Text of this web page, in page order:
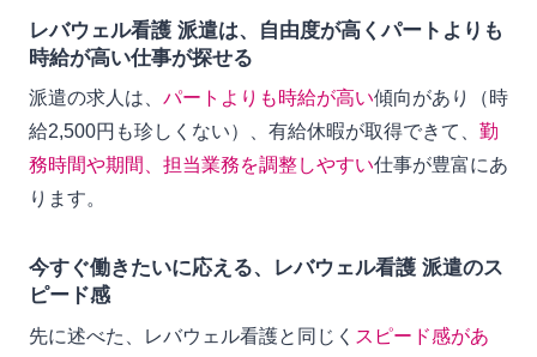
レバウェル看護 派遣は、自由度が高くパートよりも
時給が高い仕事が探せる
派遣の求人は、 パートよりも時給が高い傾向があり（時
給2,500円も珍しくない）、有給休暇が取得できて、 勤
務時間や期間、担当業務を調整しやすい仕事が豊富にあ
ります。
今すぐ働きたいに応える、レバウェル看護 派遣のス
ピード感
先に述べた、レバウェル看護と同じく スピード感があ